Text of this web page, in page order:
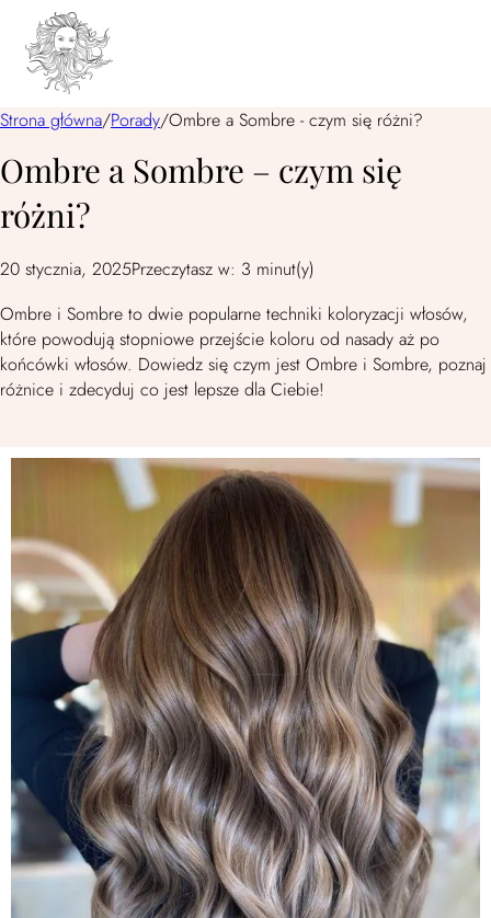
Strona główna/Porady/Ombre a Sombre - czym się różni?
Ombre a Sombre – czym się
różni?
20 stycznia, 2025Przeczytasz w: 3 minut(y)
Ombre i Sombre to dwie popularne techniki koloryzacji włosów,
które powodują stopniowe przejście koloru od nasady aż po
końcówki włosów. Dowiedz się czym jest Ombre i Sombre, poznaj
różnice i zdecyduj co jest lepsze dla Ciebie!